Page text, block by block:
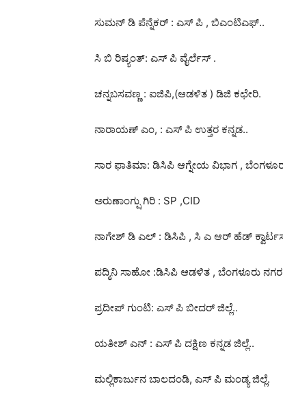
ಸುಮನ್ ಡಿ ಪೆನ್ನೆಕರ್ : ಎಸ್ ಪಿ , ಬಿಎಂಟಿಎಫ್..
ಸಿ ಬಿ ರಿಷ್ಯಂತ್: ಎಸ್ ಪಿ ವೈರ್ಲೆಸ್ .
ಚನ್ನಬಸವಣ್ಣ : ಐಜಿಪಿ,(ಆಡಳಿತ ) ಡಿಜಿ ಕಛೇರಿ.
ನಾರಾಯಣ್ ಎಂ, : ಎಸ್ ಪಿ ಉತ್ತರ ಕನ್ನಡ..
ಸಾರ ಫಾತಿಮಾ: ಡಿಸಿಪಿ ಆಗ್ನೇಯ ವಿಭಾಗ ,
ಅರುಣಾಂಗ್ಷು ಗಿರಿ : SP ,CID
ನಾಗೇಶ್ ಡಿ ಎಲ್ : ಡಿಸಿಪಿ , ಸಿ ಎ ಆರ್ ಹೆಡ್
ಪದ್ಮಿನಿ ಸಾಹೋ :ಡಿಸಿಪಿ ಆಡಳಿತ , ಬೆಂಗಳೂರು
ಪ್ರದೀಪ್ ಗುಂಟಿ: ಎಸ್ ಪಿ ಬೀದರ್ ಜಿಲ್ಲೆ..
ಯತೀಶ್ ಎನ್ : ಎಸ್ ಪಿ ದಕ್ಷಿಣ ಕನ್ನಡ ಜಿಲ್ಲೆ..
ಮಲ್ಲಿಕಾರ್ಜುನ ಬಾಲದಂಡಿ, ಎಸ್ ಪಿ ಮಂಡ್ಯ ಜಿಲ್ಲೆ.